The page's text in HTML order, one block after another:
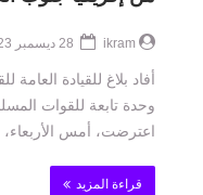
ikram
أفاد بلاغ للقيادة
وحدة تابعة للقوات
اعترضت، أمس
قراءة المزيد